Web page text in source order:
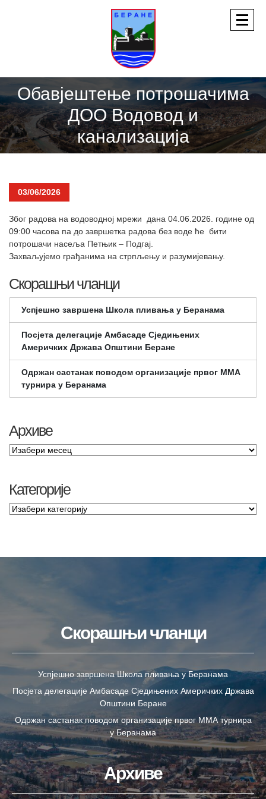
Обавјештење потрошачима
ДОО Водовод и
канализација
03/06/2026
Због радова на водоводној мрежи дана 04.06.2026. године од
09:00 часова па до завршетка радова без воде ће бити
потрошачи насеља Петњик – Подгај.
Захваљујемо грађанима на стрпљењу и разумијевању.
Скорашњи чланци
Успјешно завршена Школа пливања у Беранама
Посјета делегације Амбасаде Сједињених
Америчких Држава Општини Беране
Одржан састанак поводом организације првог ММА
турнира у Беранама
Архиве
Категорије
Скорашњи чланци
Успјешно завршена Школа пливања у Беранама
Посјета делегације Амбасаде Сједињених Америчких Држава
Општини Беране
Одржан састанак поводом организације првог ММА турнира
у Беранама
Архиве